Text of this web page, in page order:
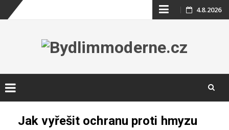
Skip
content
4.8.2026
Jak vyřešit ochranu proti hmyzu